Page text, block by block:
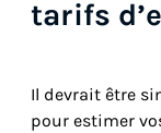
tarifs
Il devrait être
pour estimer